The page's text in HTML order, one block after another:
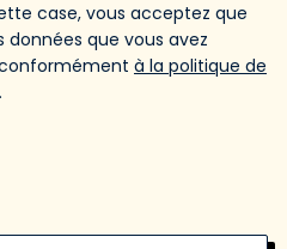
case, vous acceptez que
que vous avez
à la politique de
.